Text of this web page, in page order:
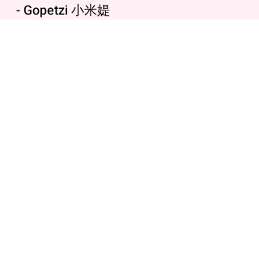
- Gopetzi 小米媞